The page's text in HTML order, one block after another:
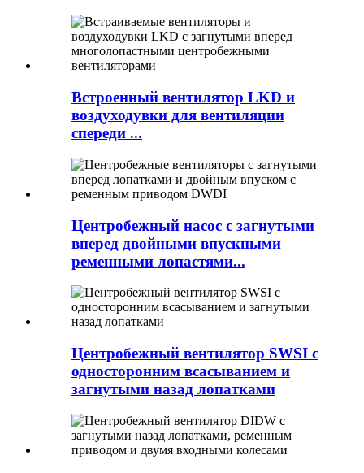
Встроенный вентилятор LKD и
воздуходувки для вентиляции
спереди ...
Центробежный насос с загнутыми
вперед двойными впускными
ременными лопастями...
Центробежный вентилятор SWSI с
односторонним всасыванием и
загнутыми назад лопатками